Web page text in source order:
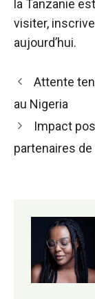
la Tanzanie
visiter,
aujourd’hui.
Navigation
des
Attente
au Nigeria
Impact
partenaires